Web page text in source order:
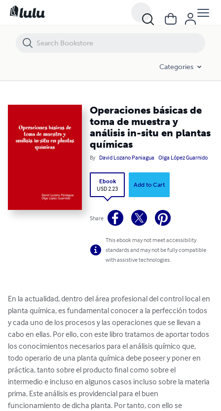
Categories
Operaciones básicas de
toma de muestra y
análisis in-situ en plantas
químicas
By David Lozano Paniagua Olga López Guarnido
Ebook
USD 2.23
Add to Cart
Share
This ebook may not meet accessibility
standards and may not be fully compatible
with assistive technologies.
En la actualidad, dentro del área profesional del control local en
planta química, es fundamental conocer a la perfección todos
y cada uno de los procesos y las operaciones que se llevan a
cabo en ellas. Por ello, con este libro tratamos de aportar todos
los conocimientos necesarios para el análisis químico que,
todo operario de una planta química debe poseer y poner en
práctica, tanto sobre el producto final como sobre el
intermedio e incluso en algunos casos incluso sobre la materia
prima. Este análisis es providencial para el buen
funcionamiento de dicha planta. Por tanto, con ello se
Operaciones básicas de toma de muestra y análisis in-situ en